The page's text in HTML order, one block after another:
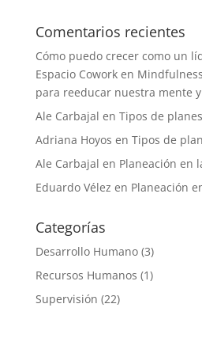
Comentarios recientes
Cómo puedo crecer como un
Espacio Coworken
para reeducar nuestra mente
Ale Carbajal en Tipos de
Adriana Hoyos en Tipos de
Ale Carbajal en Planeación en
Eduardo Vélez en Planeación
Categorías
Desarrollo Humano(3)
Recursos Humanos (1)
Supervisión (22)